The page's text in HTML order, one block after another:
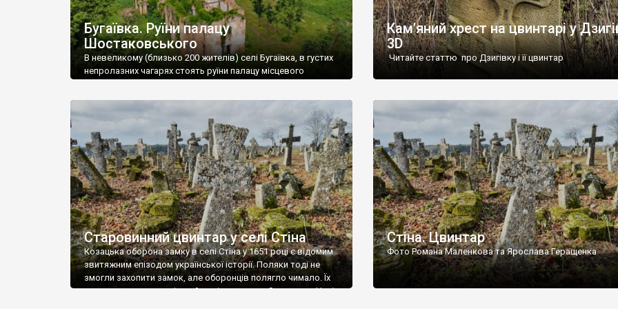
Бугаївка. Руїни палацу
Шостаковського
В невеликому (близько 200 жителів) селі Бугаївка, в густих
непролазних чагарях стоять руїни палацу місцевого
потім клуб, ще пізніше – гуртожиток. У 60-х роках минулого
століття тут розмістили туберкульозну лікарню. Коли із
палацу виїхала лікарня – ми точно не […]
Кам’яний хрест на цвинтарі у
3D
Читайте статтю про Дзигівку і її цвинтар
Старовинний цвинтар у селі Стіна
Козацька оборона замку в селі Стіна у 1651 році є відомим
звитяжним епізодом української історії. Поляки тоді не
змогли захопити замок, але оборонців полягло чимало. Їх
поховали на цвинтарі, який тоді називався Замковим. Нині
Стіна. Цвинтар
Фото Романа Маленкова та Ярослава Геращенка